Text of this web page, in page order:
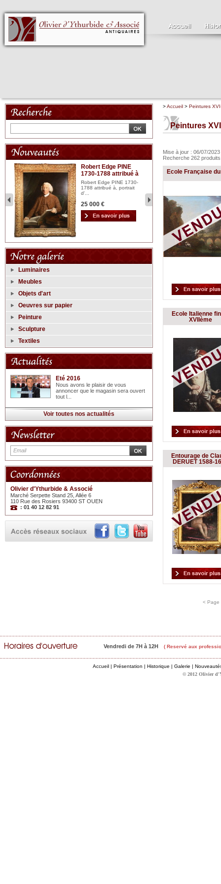
Robert Edge PINE
1730-1788 attribué à
Robert Edge PINE 1730-
1788 attribué à, portrait
d'...
25 000 € 2
Luminaires
Meubles
Objets d'art
Oeuvres sur papier
Peinture
Sculpture
Textiles
Eté 2016
Nous avons le plaisir de vous
annoncer que le magasin sera ouvert
tout l...
Voir toutes nos actualités
Olivier d'Ythurbide & Associé
Marché Serpette Stand 25, Allée 6
110 Rue des Rosiers 93400 ST OUEN
: 01 40 12 82 91
>Accueil > Peintures
Peintures
Mise à jour : 06/07/
Recherche 262
Ecole Française du
Ecole Italienne
XVIIème
Entourage de
DERUET 1588-
< Page
Vendredi de 7H à 12H ( Reservé aux
Accueil | Présentation | Historique | Galerie |
© 2012 Olivier